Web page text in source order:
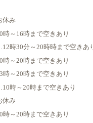
休み
時～16時まで空きあり
時30分～20時時まで空きあ
時～20時まで空きあり
時～20時まで空きあり
時～20時まで空きあり
休み
時～20時まで空きあり